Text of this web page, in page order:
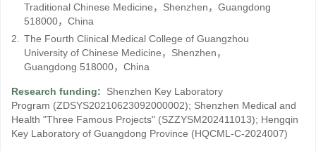
Traditional Chinese Medicine，Shenzhen，Guangdong
518000，China
2. The Fourth Clinical Medical College of Guangzhou
University of Chinese Medicine，Shenzhen，
Guangdong 518000，China
Research funding:
Shenzhen Key Laboratory
Program (ZDSYS20210623092000002); Shenzhen Medical and
Health "Three Famous Projects" (SZZYSM202411013); Hengqin
Key Laboratory of Guangdong Province (HQCML-C-2024007)